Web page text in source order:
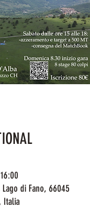
di Fano, 66045
Italia